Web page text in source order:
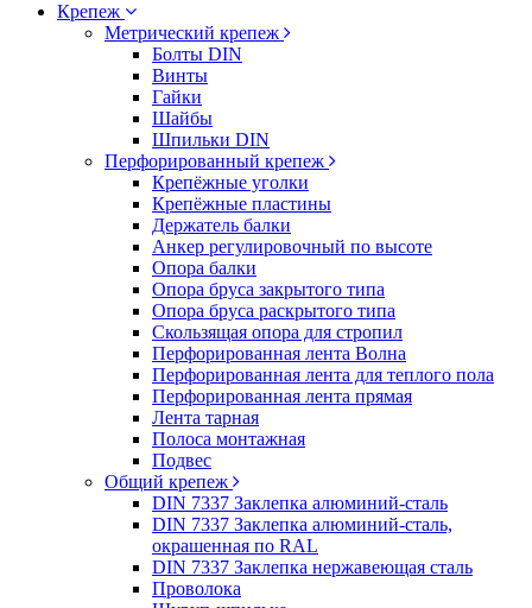
Крепеж
Метрический крепеж
Болты DIN
Винты
Гайки
Шайбы
Шпильки DIN
Перфорированный крепеж
Крепёжные уголки
Крепёжные пластины
Держатель балки
Анкер регулировочный по высоте
Опора балки
Опора бруса закрытого типа
Опора бруса раскрытого типа
Скользящая опора для стропил
Перфорированная лента Волна
Перфорированная лента для теплого пола
Перфорированная лента прямая
Лента тарная
Полоса монтажная
Подвес
Общий крепеж
DIN 7337 Заклепка алюминий-сталь
DIN 7337 Заклепка алюминий-сталь,
окрашенная по RAL
DIN 7337 Заклепка нержавеющая сталь
Проволока